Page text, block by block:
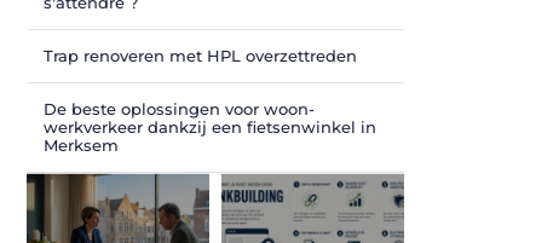
Trap renoveren met HPL overzettreden
De beste oplossingen voor woon-
werkverkeer dankzij een fietsenwinkel in
Merksem